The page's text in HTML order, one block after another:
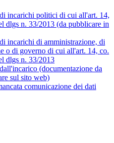
incarichi politici di cui all'art. 14,
dlgs n. 33/2013 (da pubblicare in
incarichi di amministrazione, di
o di governo di cui all'art. 14, co.
dlgs n. 33/2013
(documentazione da
sul sito web)
comunicazione dei dati